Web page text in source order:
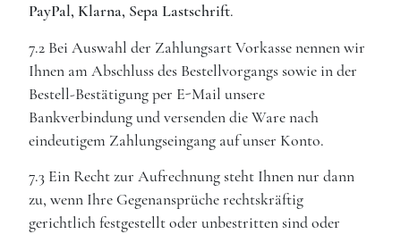
PayPal, Klarna, Sepa Lastschrift.
7.2 Bei Auswahl der Zahlungsart Vorkasse nennen wir
Ihnen am Abschluss des Bestellvorgangs sowie in der
Bestell-Bestätigung per E-Mail unsere
Bankverbindung und versenden die Ware nach
eindeutigem Zahlungseingang auf unser Konto.
7.3 Ein Recht zur Aufrechnung steht Ihnen nur dann
zu, wenn Ihre Gegenansprüche rechtskräftig
gerichtlich festgestellt oder unbestritten sind oder